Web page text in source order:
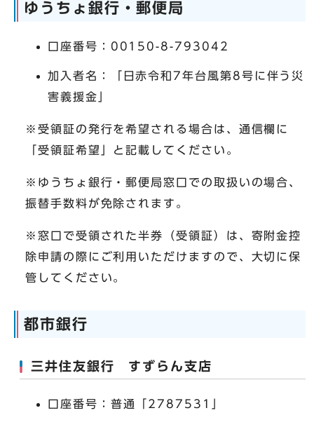
ゆうちょ銀行・郵便局
口座番号：00150-8-793042
加入者名：「日赤令和7年台風第8号に伴う災
害義援金」
※受領証の発行を希望される場合は、通信欄に
「受領証希望」と記載してください。
※ゆうちょ銀行・郵便局窓口での取扱いの場合、
振替手数料が免除されます。
※窓口で受領された半券（受領証）は、寄附金控
除申請の際にご利用いただけますので、大切に保
管してください。
都市銀行
三井住友銀行 すずらん支店
口座番号：普通「2787531」